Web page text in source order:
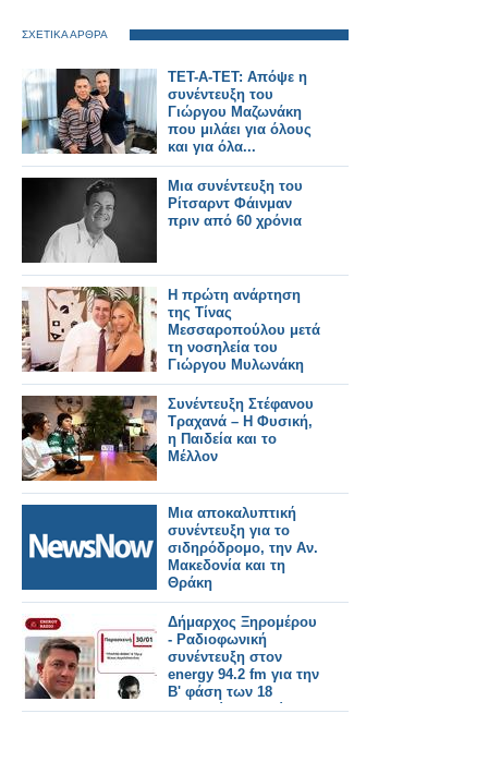
ΣΧΕΤΙΚΑ ΑΡΘΡΑ
ΤΕΤ-Α-ΤΕΤ: Απόψε η
συνέντευξη του
Γιώργου Μαζωνάκη
που μιλάει για όλους
και για όλα...
Μια συνέντευξη του
Ρίτσαρντ Φάινμαν
πριν από 60 χρόνια
Η πρώτη ανάρτηση
της Τίνας
Μεσσαροπούλου μετά
τη νοσηλεία του
Γιώργου Μυλωνάκη
Συνέντευξη Στέφανου
Τραχανά – Η Φυσική,
η Παιδεία και το
Μέλλον
Μια αποκαλυπτική
συνέντευξη για το
σιδηρόδρομο, την Αν.
Μακεδονία και τη
Θράκη
Δήμαρχος Ξηρομέρου
- Ραδιοφωνική
συνέντευξη στον
energy 94.2 fm για την
Β' φάση των 18
λιμενικών μελετών